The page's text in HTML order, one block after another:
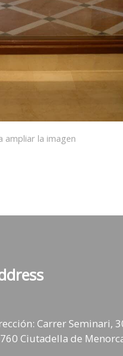
ampliar la imagen
Carrer Seminari,
Ciutadella de